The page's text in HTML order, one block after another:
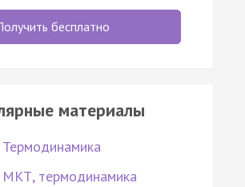
бесплатно
материалы
МКТ, термодинамика